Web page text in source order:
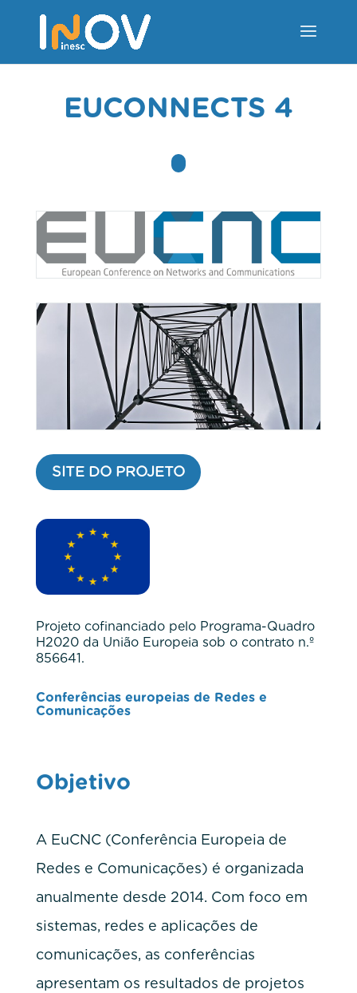
EUCONNECTS 4
SITE DO PROJETO
Projeto cofinanciado pelo Programa-Quadro
H2020 da União Europeia sob o contrato n.º
856641.
Conferências europeias de Redes e
Comunicações
Objetivo
A EuCNC (Conferência Europeia de
Redes e Comunicações) é organizada
anualmente desde 2014. Com foco em
sistemas, redes e aplicações de
comunicações, as conferências
apresentam os resultados de projetos